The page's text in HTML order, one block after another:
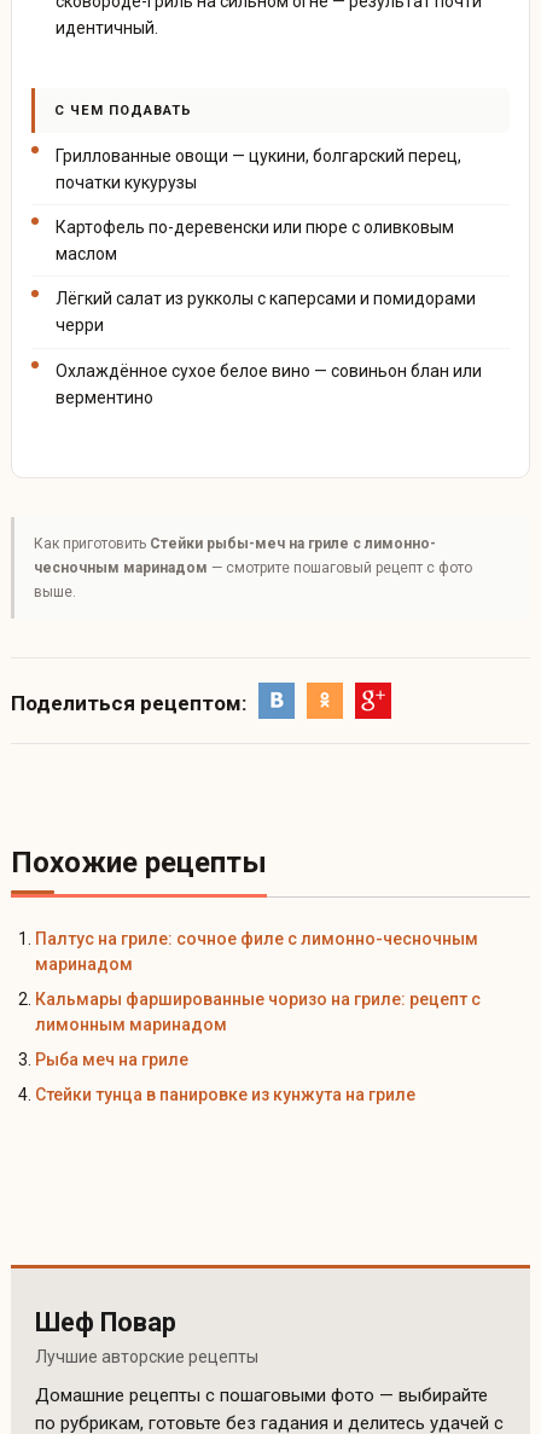
идентичный.
С ЧЕМ ПОДАВАТЬ
Гриллованные овощи — цукини, болгарский перец,
початки кукурузы
Картофель по-деревенски или пюре с оливковым
маслом
Лёгкий салат из рукколы с каперсами и помидорами
черри
Охлаждённое сухое белое вино — совиньон блан или
верментино
Как приготовить Стейки рыбы-меч на гриле с лимонно-
чесночным маринадом — смотрите пошаговый рецепт с фото
выше.
Поделиться рецептом:
Похожие рецепты
Палтус на гриле: сочное филе с лимонно-чесночным
маринадом
Кальмары фаршированные чоризо на гриле: рецепт с
лимонным маринадом
Рыба меч на гриле
Стейки тунца в панировке из кунжута на гриле
Шеф Повар
Лучшие авторские рецепты
Домашние рецепты с пошаговыми фото — выбирайте
по рубрикам, готовьте без гадания и делитесь удачей с